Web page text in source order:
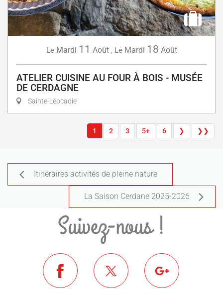
Le Mardi 11 Août, Le Mardi 18 Août
ATELIER CUISINE AU FOUR À BOIS - MUSÉE
DE CERDAGNE
Sainte-Léocadie
1 2 3 5+ 6 ❯ ❯❯
Itinéraires activités de pleine nature
La Saison Cerdane 2025-2026
Suivez-nous !